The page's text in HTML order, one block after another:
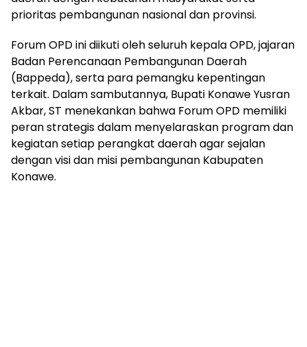
prioritas pembangunan nasional dan provinsi.
Forum OPD ini diikuti oleh seluruh kepala OPD, jajaran
Badan Perencanaan Pembangunan Daerah
(Bappeda), serta para pemangku kepentingan
terkait. Dalam sambutannya, Bupati Konawe Yusran
Akbar, ST menekankan bahwa Forum OPD memiliki
peran strategis dalam menyelaraskan program dan
kegiatan setiap perangkat daerah agar sejalan
dengan visi dan misi pembangunan Kabupaten
Konawe.